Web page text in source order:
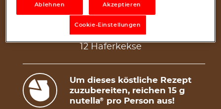
240 g Schlagsahne
25 g Zucker
12 Haferkekse
Um dieses köstliche Rezept
zuzubereiten, reichen 15 g
nutella® pro Person aus!
Ablehnen Akzeptieren
Cookie-Einstellungen